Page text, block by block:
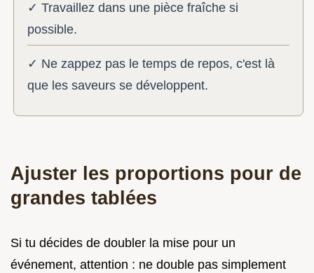
✓ Travaillez dans une pièce fraîche si
possible.
✓ Ne zappez pas le temps de repos, c'est là
que les saveurs se développent.
Ajuster les proportions pour de
grandes tablées
Si tu décides de doubler la mise pour un
événement, attention : ne double pas simplement